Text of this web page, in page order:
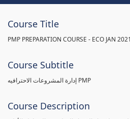
Course Title
PMP PREPARATION COURSE - ECO JAN 2021
Course Subtitle
إدارة المشروعات الاحترافيه PMP
Course Description